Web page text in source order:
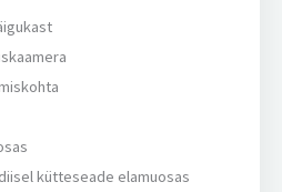
kütteseade elamuosas